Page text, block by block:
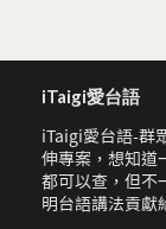
iTaigi愛台語
iTaigi愛台語-群
伸專案，想知道
都可以查，但不
明台語講法貢獻